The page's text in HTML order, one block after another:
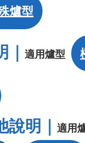
爐型
適用爐型
說明｜ 適用